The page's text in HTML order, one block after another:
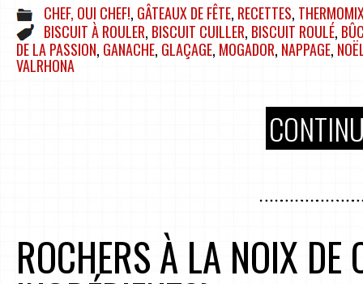
CHEF, OUI CHEF!, GÂTEAUX DE FÊTE, RECETTES,
BISCUIT À ROULER, BISCUIT CUILLER, BISCUIT ROULÉ,
DE LA PASSION, GANACHE, GLAÇAGE, MOGADOR, NAPPAGE,
VALRHONA
ROCHERS À LA NOIX DE